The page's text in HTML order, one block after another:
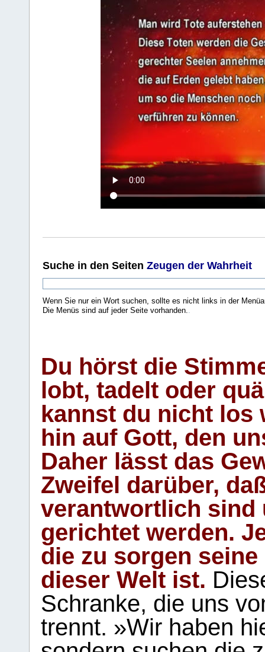
Suche in den Seiten Zeugen der Wahrheit
Wenn Sie nur ein Wort suchen, sollte es nicht links in der
Die Menüs sind auf jeder Seite vorhanden..
Du hörst die
lobt, tadelt oder
kannst du nicht los
hin auf Gott, den
Daher lässt das
Zweifel darüber,
verantwortlich sind
gerichtet werden.
die zu sorgen
dieser Welt ist.
Schranke, die uns
trennt. »Wir haben